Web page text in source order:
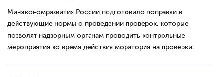
Минэкономразвития России подготовило поправки в
действующие нормы о проведении проверок, которые
позволят надзорным органам проводить контрольные
мероприятия во время действия моратория на проверки.